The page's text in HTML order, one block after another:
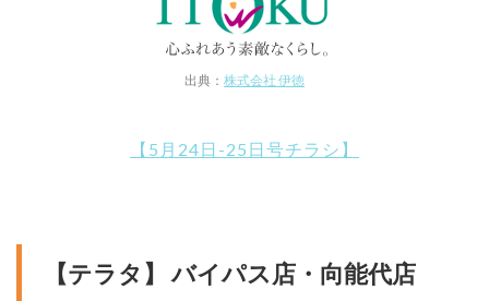
出典： 株式会社 伊徳
【5月24日-25日号チラシ】
【テラタ】 バイパス店・向能代店